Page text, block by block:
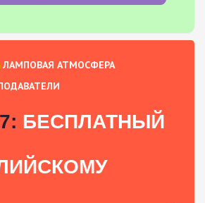
ЛАМПОВАЯ АТМОСФЕРА
БЕСПЛАТНЫЙ